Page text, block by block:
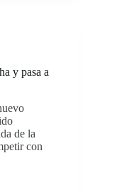
y pasa a
de la
con